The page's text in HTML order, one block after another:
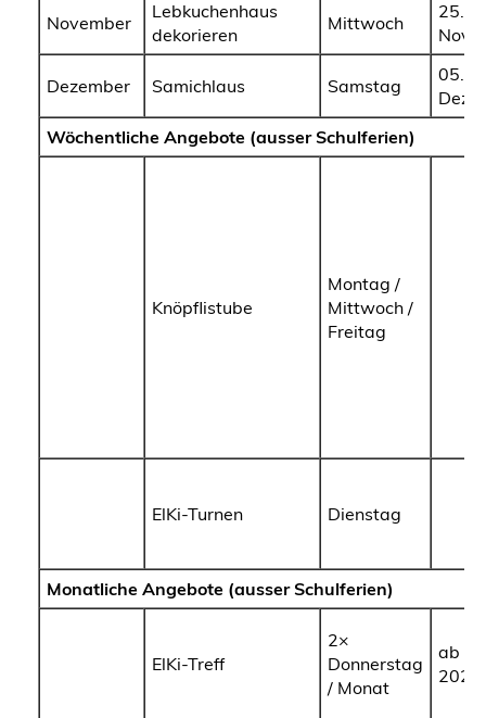
November
Lebkuchenhaus
dekorieren
Mittwoch
25.
Dezember Samichlaus Samstag
05.
Wöchentliche Angebote (ausser Schulferien)
Knöpflistube
Montag /
Mittwoch /
Freitag
ElKi-Turnen Dienstag
Monatliche Angebote (ausser Schulferien)
ElKi-Treff
2×
Donnerstag
/ Monat
ab
2026